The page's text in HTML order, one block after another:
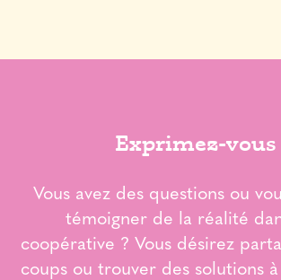
Exprimez-vous
Vous avez des questions ou
témoigner de la réalité
coopérative ? Vous désirez
coups ou trouver des solutions